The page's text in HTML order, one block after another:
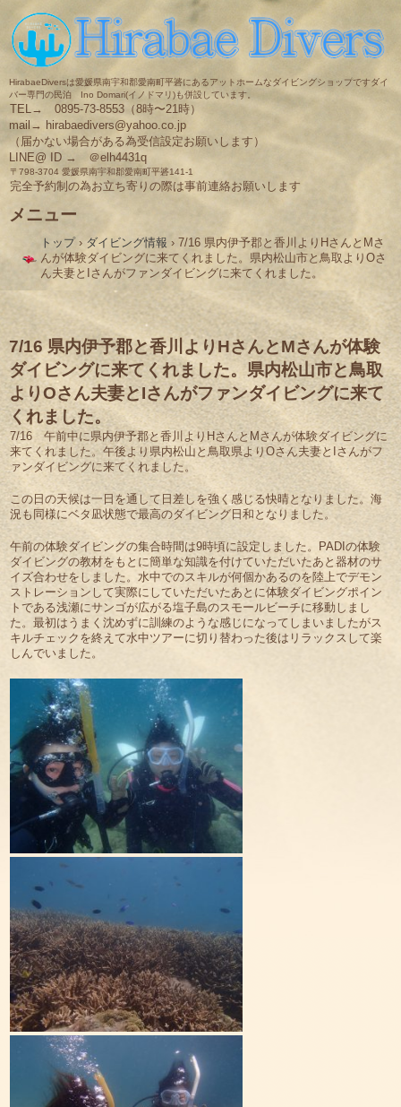
HirabaeDiversは愛媛県南宇和郡愛南町平碆にあるアットホームなダイビングショップですダイ
バー専門の民泊 Ino Domari(イノドマリ)も併設しています。
TEL→ 0895-73-8553（8時〜21時）
mail→ hirabaedivers@yahoo.co.jp
（届かない場合がある為受信設定お願いします）
LINE@ ID → ＠elh4431q
〒798-3704 愛媛県南宇和郡愛南町平碆141-1
完全予約制の為お立ち寄りの際は事前連絡お願いします
メニュー
ツ
キ
ッ
プ
トップ › ダイビング情報 › 7/16 県内伊予郡と香川よりHさんとMさ
んが体験ダイビングに来てくれました。県内松山市と鳥取よりOさ
ん夫妻とIさんがファンダイビングに来てくれました。
7/16 県内伊予郡と香川よりHさんとMさんが体験
ダイビングに来てくれました。県内松山市と鳥取
よりOさん夫妻とIさんがファンダイビングに来て
くれました。
7/16 午前中に県内伊予郡と香川よりHさんとMさんが体験ダイビングに
来てくれました。午後より県内松山と鳥取県よりOさん夫妻とIさんがフ
ァンダイビングに来てくれました。
この日の天候は一日を通して日差しを強く感じる快晴となりました。海
況も同様にベタ凪状態で最高のダイビング日和となりました。
午前の体験ダイビングの集合時間は9時頃に設定しました。PADIの体験
ダイビングの教材をもとに簡単な知識を付けていただいたあと器材のサ
イズ合わせをしました。水中でのスキルが何個かあるのを陸上でデモン
ストレーションして実際にしていただいたあとに体験ダイビングポイン
トである浅瀬にサンゴが広がる塩子島のスモールビーチに移動しまし
た。最初はうまく沈めずに訓練のような感じになってしまいましたがス
キルチェックを終えて水中ツアーに切り替わった後はリラックスして楽
しんでいました。